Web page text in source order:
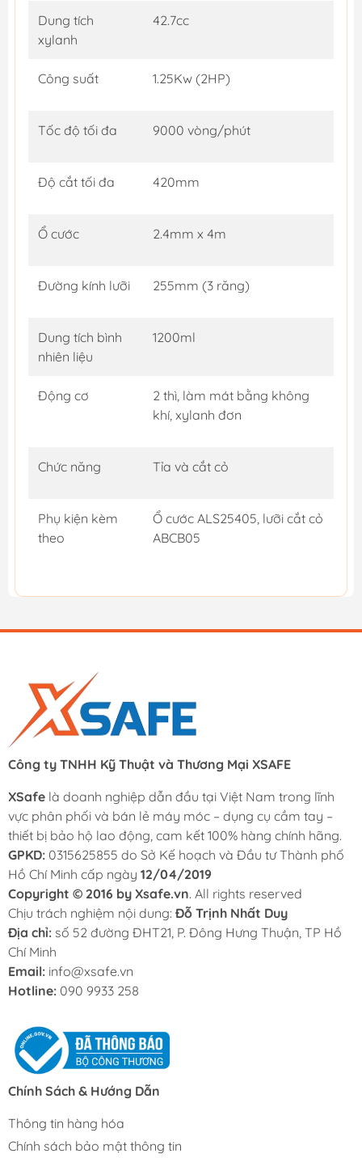
Dung tích
xylanh
42.7cc
Công suất 1.25Kw (2HP)
Tốc độ tối đa 9000 vòng/phút
Độ cắt tối đa 420mm
Ổ cước 2.4mm x 4m
Đường kính lưỡi 255mm (3 răng)
Dung tích bình
nhiên liệu
1200ml
Động cơ
2 thì, làm mát bằng không
khí, xylanh đơn
Chức năng Tỉa và cắt cỏ
Phụ kiện kèm
theo
Ổ cước ALS25405, lưỡi cắt cỏ
ABCB05
Công ty TNHH Kỹ Thuật và Thương Mại XSAFE
XSafe là doanh nghiệp dẫn đầu tại Việt Nam trong lĩnh
vực phân phối và bán lẻ máy móc – dụng cụ cầm tay –
thiết bị bảo hộ lao động, cam kết 100% hàng chính hãng.
GPKD: 0315625855 do Sở Kế hoạch và Đầu tư Thành phố
Hồ Chí Minh cấp ngày 12/04/2019
Copyright © 2016 by Xsafe.vn. All rights reserved
Chịu trách nghiệm nội dung: Đỗ Trịnh Nhất Duy
Địa chỉ: số 52 đường ĐHT21, P. Đông Hưng Thuận, TP Hồ
Chí Minh
Email: info@xsafe.vn
Hotline: 090 9933 258
Chính Sách & Hướng Dẫn
Thông tin hàng hóa
Chính sách bảo mật thông tin